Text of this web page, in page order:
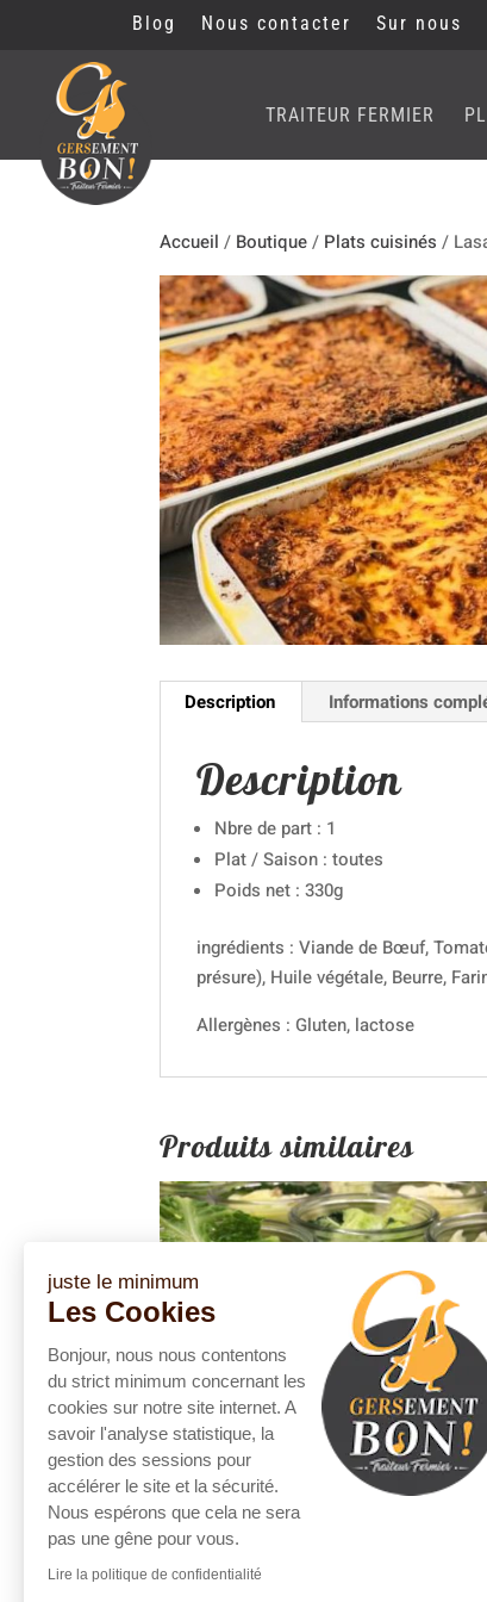
Blog Nous contacter Sur nous
TRAITEUR FERMIER
Accueil / Boutique/ Plats cuisinés /
Description Informations
Description
Nbre de part : 1
Plat / Saison : toutes
Poids net : 330g
ingrédients : Viande de Bœuf,
présure), Huile végétale, Beurre,
Allergènes : Gluten, lactose
Produits similaires
Garbure
juste le minimum
Les Cookies
Bonjour, nous nous contentons
du strict minimum concernant les
cookies sur notre site internet. A
savoir l'analyse statistique, la
gestion des sessions pour
accélérer le site et la sécurité.
Nous espérons que cela ne sera
pas une gêne pour vous.
Lire la politique de confidentialité